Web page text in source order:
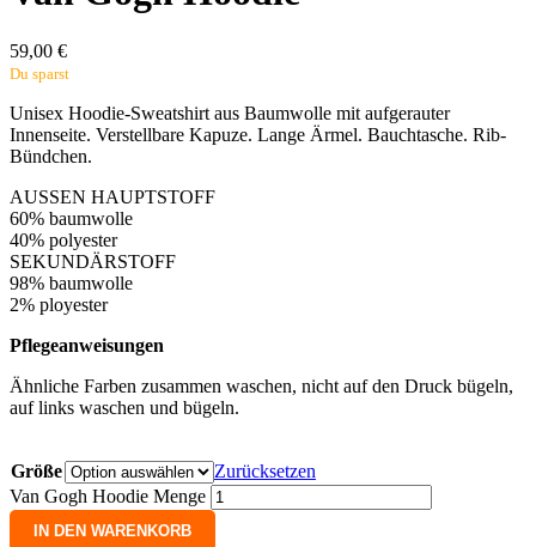
59,00 €
Du sparst
Unisex Hoodie-Sweatshirt aus Baumwolle mit aufgerauter
Innenseite. Verstellbare Kapuze. Lange Ärmel. Bauchtasche. Rib-
Bündchen.
AUSSEN HAUPTSTOFF
60% baumwolle
40% polyester
SEKUNDÄRSTOFF
98% baumwolle
2% ployester
Pflegeanweisungen
Ähnliche Farben zusammen waschen, nicht auf den Druck bügeln,
auf links waschen und bügeln.
Größe
Zurücksetzen
Van Gogh Hoodie Menge
IN DEN WARENKORB